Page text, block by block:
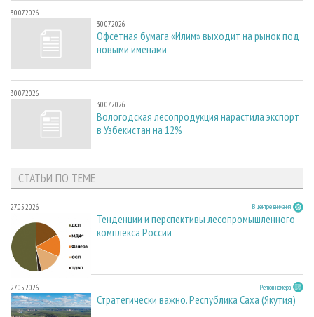
30.07.2026
30.07.2026
Офсетная бумага «Илим» выходит на рынок под
новыми именами
30.07.2026
30.07.2026
Вологодская лесопродукция нарастила экспорт
в Узбекистан на 12%
СТАТЬИ ПО ТЕМЕ
27.05.2026 В центре внимания
Тенденции и перспективы лесопромышленного
комплекса России
27.05.2026 Регион номера
Стратегически важно. Республика Саха (Якутия)